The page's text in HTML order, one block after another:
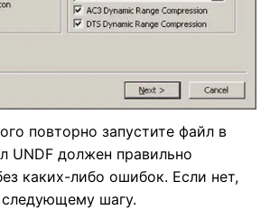
повторно запустите файл в
UNDF должен правильно
каких-либо ошибок. Если нет,
шагу.